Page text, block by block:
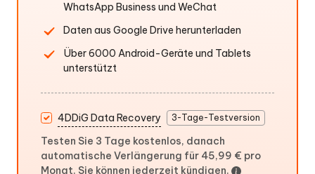
WhatsApp Business und WeChat
Daten aus Google Drive herunterladen
Über 6000 Android-Geräte und Tablets
unterstützt
4DDiG Data Recovery 3-Tage-Testversion
Testen Sie 3 Tage kostenlos, danach
automatische Verlängerung für 45,99 € pro
Monat. Sie können jederzeit kündigen.